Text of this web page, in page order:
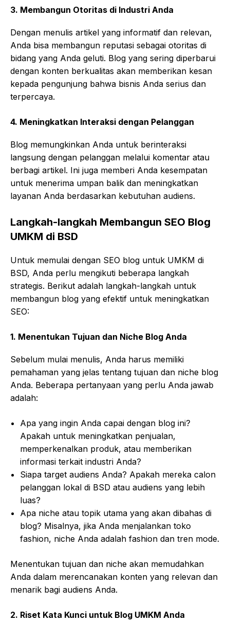
3. Membangun Otoritas di Industri Anda
Dengan menulis artikel yang informatif dan relevan,
Anda bisa membangun reputasi sebagai otoritas di
bidang yang Anda geluti. Blog yang sering diperbarui
dengan konten berkualitas akan memberikan kesan
kepada pengunjung bahwa bisnis Anda serius dan
terpercaya.
4. Meningkatkan Interaksi dengan Pelanggan
Blog memungkinkan Anda untuk berinteraksi
langsung dengan pelanggan melalui komentar atau
berbagi artikel. Ini juga memberi Anda kesempatan
untuk menerima umpan balik dan meningkatkan
layanan Anda berdasarkan kebutuhan audiens.
Langkah-langkah Membangun SEO Blog
UMKM di BSD
Untuk memulai dengan SEO blog untuk UMKM di
BSD, Anda perlu mengikuti beberapa langkah
strategis. Berikut adalah langkah-langkah untuk
membangun blog yang efektif untuk meningkatkan
SEO:
1. Menentukan Tujuan dan Niche Blog Anda
Sebelum mulai menulis, Anda harus memiliki
pemahaman yang jelas tentang tujuan dan niche blog
Anda. Beberapa pertanyaan yang perlu Anda jawab
adalah:
Apa yang ingin Anda capai dengan blog ini?
Apakah untuk meningkatkan penjualan,
memperkenalkan produk, atau memberikan
informasi terkait industri Anda?
Siapa target audiens Anda? Apakah mereka calon
pelanggan lokal di BSD atau audiens yang lebih
luas?
Apa niche atau topik utama yang akan dibahas di
blog? Misalnya, jika Anda menjalankan toko
fashion, niche Anda adalah fashion dan tren mode.
Menentukan tujuan dan niche akan memudahkan
Anda dalam merencanakan konten yang relevan dan
menarik bagi audiens Anda.
2. Riset Kata Kunci untuk Blog UMKM Anda